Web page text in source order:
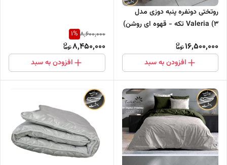
روتختی دونفره پنبه دوزی مدل
Valeria (3 تکه - قهوه ای روشن)
16,500,000
افزودن به سبد
8,600,000
1%
8,450,000
افزودن به سبد